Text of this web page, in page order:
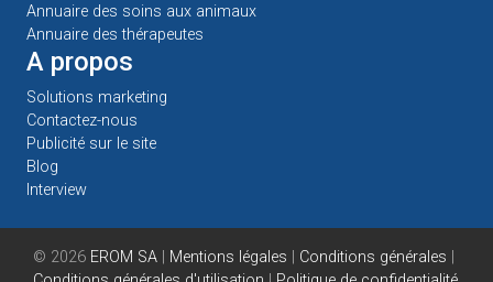
Annuaire des soins aux animaux
Annuaire des thérapeutes
A propos
Solutions marketing
Contactez-nous
Publicité sur le site
Blog
Interview
© 2026 EROM SA Mentions légales Conditions générales